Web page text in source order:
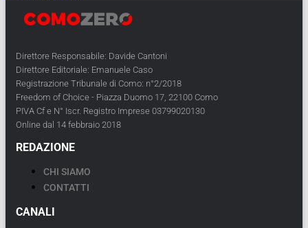
Direttore Responsabile: Davide Cantoni
Direttore Editoriale: Emanuele Caso
Registrazione Tribunale di Como: n°2/2018
Freedom of Choice - Piazza Duomo 17, 22100 Como
PIVA Cf e N° Iscr. Registro Imprese 03799020130
Online dal 14 febbraio 2018
REDAZIONE
CHI SIAMO
CONTATTI
CANALI